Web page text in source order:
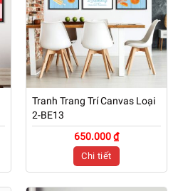
Tranh Trang Trí Canvas Loại
2-BE13
650.000 ₫
Chi tiết